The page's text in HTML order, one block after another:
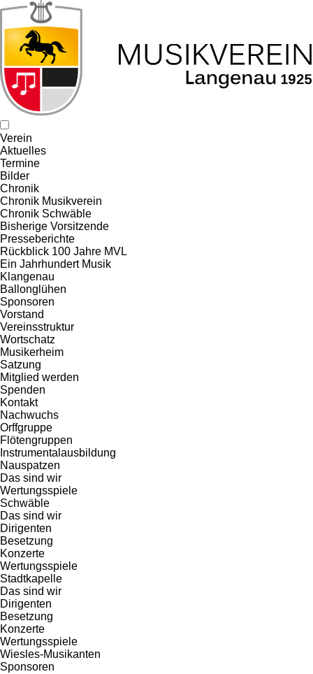
Verein
Aktuelles
Termine
Bilder
Chronik
Chronik Musikverein
Chronik Schwäble
Bisherige Vorsitzende
Presseberichte
Rückblick 100 Jahre MVL
Ein Jahrhundert Musik
Klangenau
Ballonglühen
Sponsoren
Vorstand
Vereinsstruktur
Wortschatz
Musikerheim
Satzung
Mitglied werden
Spenden
Kontakt
Nachwuchs
Orffgruppe
Flötengruppen
Instrumentalausbildung
Nauspatzen
Das sind wir
Wertungsspiele
Schwäble
Das sind wir
Dirigenten
Besetzung
Konzerte
Wertungsspiele
Stadtkapelle
Das sind wir
Dirigenten
Besetzung
Konzerte
Wertungsspiele
Wiesles-Musikanten
Sponsoren